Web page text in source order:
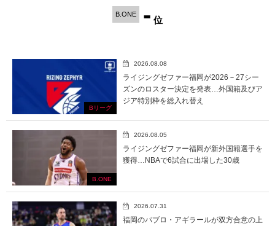
B.ONE - 位
Bリーグ
2026.08.08
ライジングゼファー福岡が2026－27シー
ズンのロスター決定を発表…外国籍及びア
ジア特別枠を総入れ替え
B.ONE
2026.08.05
ライジングゼファー福岡が新外国籍選手を
獲得…NBAで6試合に出場した30歳
2026.07.31
福岡のパブロ・アギラールが双方合意の上